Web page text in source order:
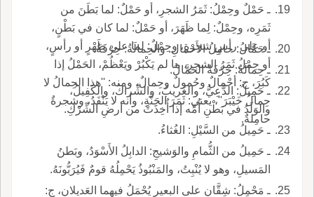
ـ حَمْلٌ وحِمْلُ: ثَمَرُ الشجرِ، أو حَمْلٌ: لما بَطَنَ من
ثَمَرِه، وحِمْلٌ: لِما ظَهَرَ، أو حَمْلٌ: لما كان في بَطْنٍ،
أو على رأسِ شجرةٍ، وحِمْلٌ: لما على ظَهْرٍ أو رأسٍ،
أو حِمْلُ ثَمَرُ الشجرِ، ما لم يَكْبُرْ ويَعْظُمْ، الحَمْلُ إذا
كَبُرَ، ج: أحْمالٌ وحُمولٌ وحِمالٌ، ومنه: ''هذا الحِمالُ لا
حِمالُ خَيْبَرَ''، يعني: ثَمَرَ الجَنَّةِ، وأنه لا يَنْفَدُ، وشجرةٌ
حامِلةٌ.
ـ حَمَّالُ: حامِلُ الأَحْمالِ. والحِمالَةُ: حِرْفَةُ.
ـ حِمالَةُ: حِرْفَةُ الحَمَّالُ.
ـ حَمِيلُ: الدَّعِيُّ، والغَريبُ، والشِّراكُ، والكَفِيلُ،
والوَلَدُ في بَطْنِ أُمِّه إذا أُخِذَتْ من أرضِ الشِّرْكِ.
ـ حَمِيلُ من السَّيْلِ: الغُثاءُ.
ـ حَمِيلُ من الثُّمامِ والوَشيجِ: الدابِلُ الأَسْوَدُ، وبَطنُ
المَسيلِ، وهو لا يُنْبِتُ، والمَنْبُوذُ يَحْمِلُهُ قومٌ فَيُرَبُّونَهُ.
ـ مَحْمِلُ: شِقَّانِ على البعيرِ يُحْمَلُ فيهما العَديلانِ، ج: